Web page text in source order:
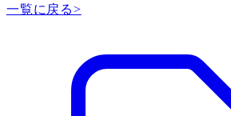
一覧に戻る>